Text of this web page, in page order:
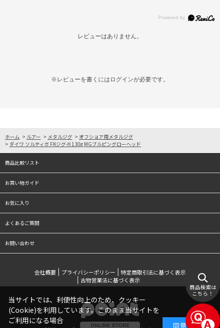
レビューはありません。
※レビューを書くには ログインが必要です。
ホーム > ルアー > メタルジグ > オフショア用メタルジグ
> ダイワ ソルティガ FKジグ-H 130g MGブルピングローヘッド
商品比較リスト
お買い物ガイド
お気に入り
よくあるご質問
お問い合わせ
会社概要 プライバシーポリシー
特定商取引法に基づく表示
古物営業法に基づく表示
商品検索は
こちら！
当サイトでは、利便性向上のため、クッキー
(Cookie)を利用しています。このまま当サイトを
ご利用になる場合
同意する